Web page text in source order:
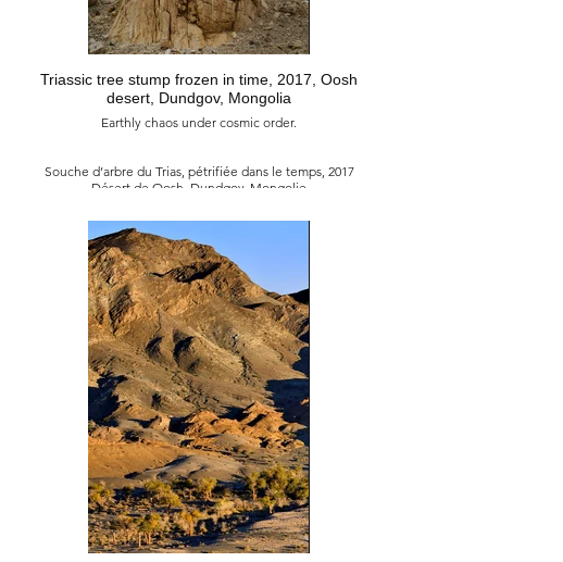
Triassic tree stump frozen in time, 2017, Oosh
desert, Dundgov, Mongolia
Earthly chaos under cosmic order.
Souche d’arbre du Trias, pétrifiée dans le temps, 2017
Désert de Oosh, Dundgov, Mongolie
Chaos terrestre sous l’ordre universel.
凍結的三疊紀樹樁, 2017
蒙古 敦戈夫 烏什沙漠
宇宙秩序下的地球混沌。